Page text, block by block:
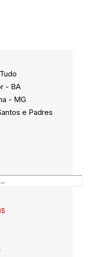
- BA
- MG
e Padres